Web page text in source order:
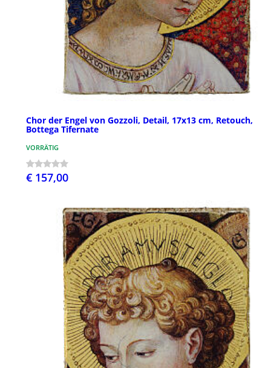
Chor der Engel von Gozzoli, Detail, 17x13 cm, Retouch,
Bottega Tifernate
VORRÄTIG
€ 157,00